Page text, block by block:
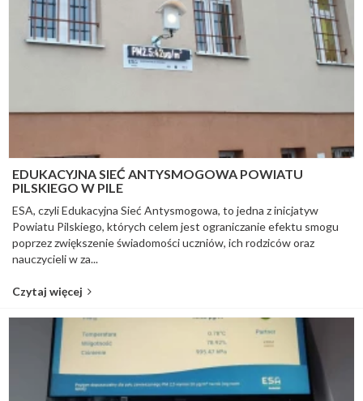
EDUKACYJNA SIEĆ ANTYSMOGOWA POWIATU
PILSKIEGO W PILE
ESA, czyli Edukacyjna Sieć Antysmogowa, to jedna z inicjatyw
Powiatu Pilskiego, których celem jest ograniczanie efektu smogu
poprzez zwiększenie świadomości uczniów, ich rodziców oraz
nauczycieli w za...
Czytaj więcej